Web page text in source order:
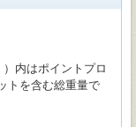
内はポイントプロ
トを含む総重量で